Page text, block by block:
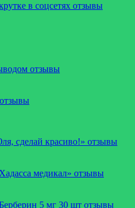
в соцсетях отзывы
отзывы
сделай красиво!» отзывы
медикал» отзывы
5 мг 30 шт отзывы